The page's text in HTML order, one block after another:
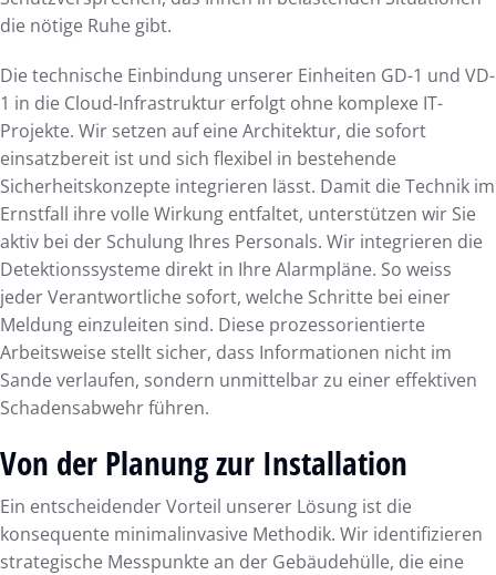
die nötige Ruhe gibt.
Die technische Einbindung unserer Einheiten GD-1 und VD-
1 in die Cloud-Infrastruktur erfolgt ohne komplexe IT-
Projekte. Wir setzen auf eine Architektur, die sofort
einsatzbereit ist und sich flexibel in bestehende
Sicherheitskonzepte integrieren lässt. Damit die Technik im
Ernstfall ihre volle Wirkung entfaltet, unterstützen wir Sie
aktiv bei der Schulung Ihres Personals. Wir integrieren die
Detektionssysteme direkt in Ihre Alarmpläne. So weiss
jeder Verantwortliche sofort, welche Schritte bei einer
Meldung einzuleiten sind. Diese prozessorientierte
Arbeitsweise stellt sicher, dass Informationen nicht im
Sande verlaufen, sondern unmittelbar zu einer effektiven
Schadensabwehr führen.
Von der Planung zur Installation
Ein entscheidender Vorteil unserer Lösung ist die
konsequente minimalinvasive Methodik. Wir identifizieren
strategische Messpunkte an der Gebäudehülle, die eine